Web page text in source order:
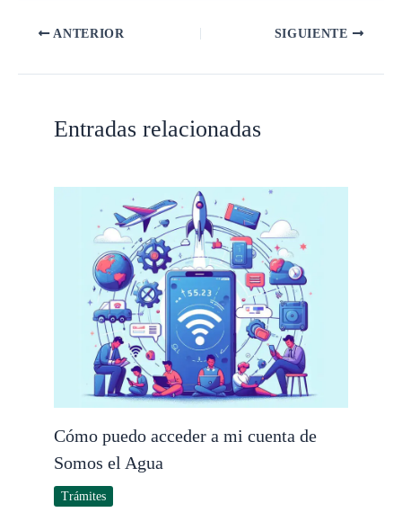
ANTERIOR SIGUIENTE
Entradas relacionadas
Cómo puedo acceder a mi cuenta de
Somos el Agua
Trámites